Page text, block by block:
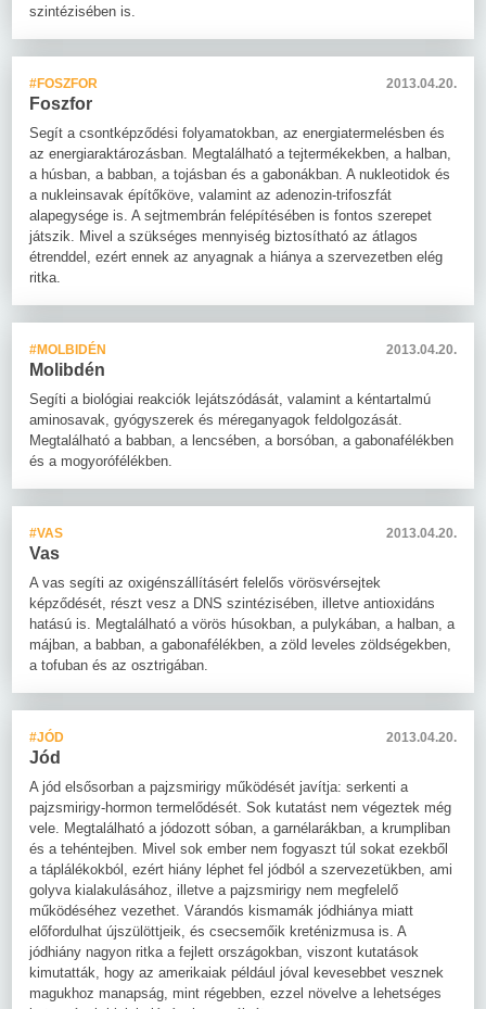
szintézisében is.
#FOSZFOR 2013.04.20.
Foszfor
Segít a csontképződési folyamatokban, az energiatermelésben és
az energiaraktározásban. Megtalálható a tejtermékekben, a halban,
a húsban, a babban, a tojásban és a gabonákban. A nukleotidok és
a nukleinsavak építőköve, valamint az adenozin-trifoszfát
alapegysége is. A sejtmembrán felépítésében is fontos szerepet
játszik. Mivel a szükséges mennyiség biztosítható az átlagos
étrenddel, ezért ennek az anyagnak a hiánya a szervezetben elég
ritka.
#MOLBIDÉN 2013.04.20.
Molibdén
Segíti a biológiai reakciók lejátszódását, valamint a kéntartalmú
aminosavak, gyógyszerek és méreganyagok feldolgozását.
Megtalálható a babban, a lencsében, a borsóban, a gabonafélékben
és a mogyorófélékben.
#VAS 2013.04.20.
Vas
A vas segíti az oxigénszállításért felelős vörösvérsejtek
képződését, részt vesz a DNS szintézisében, illetve antioxidáns
hatású is. Megtalálható a vörös húsokban, a pulykában, a halban, a
májban, a babban, a gabonafélékben, a zöld leveles zöldségekben,
a tofuban és az osztrigában.
#JÓD 2013.04.20.
Jód
A jód elsősorban a pajzsmirigy működését javítja: serkenti a
pajzsmirigy-hormon termelődését. Sok kutatást nem végeztek még
vele. Megtalálható a jódozott sóban, a garnélarákban, a krumpliban
és a tehéntejben. Mivel sok ember nem fogyaszt túl sokat ezekből
a táplálékokból, ezért hiány léphet fel jódból a szervezetükben, ami
golyva kialakulásához, illetve a pajzsmirigy nem megfelelő
működéséhez vezethet. Várandós kismamák jódhiánya miatt
előfordulhat újszülöttjeik, és csecsemőik kreténizmusa is. A
jódhiány nagyon ritka a fejlett országokban, viszont kutatások
kimutatták, hogy az amerikaiak például jóval kevesebbet vesznek
magukhoz manapság, mint régebben, ezzel növelve a lehetséges